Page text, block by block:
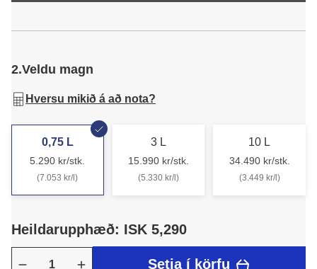
2.Veldu magn
Hversu mikið á að nota?
0,75 L
5.290 kr/stk.
(7.053 kr/l)
3 L
15.990 kr/stk.
(5.330 kr/l)
10 L
34.490 kr/stk.
(3.449 kr/l)
Heildarupphæð: ISK 5,290
Setja í körfu